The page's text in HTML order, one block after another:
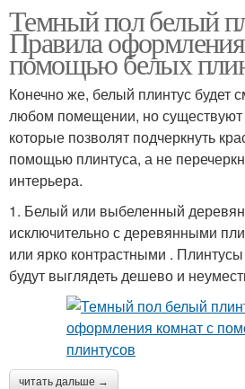
Темный пол белый
Правила
помощью белых
Конечно же, белый плинтус будет
любом помещении, но существуют
которые позволят подчеркнуть
помощью плинтуса, а не
интерьера.
1. Белый или выбеленный
исключительно с деревянными
или ярко контрастными .
будут выглядеть дешево и
читать дальше →